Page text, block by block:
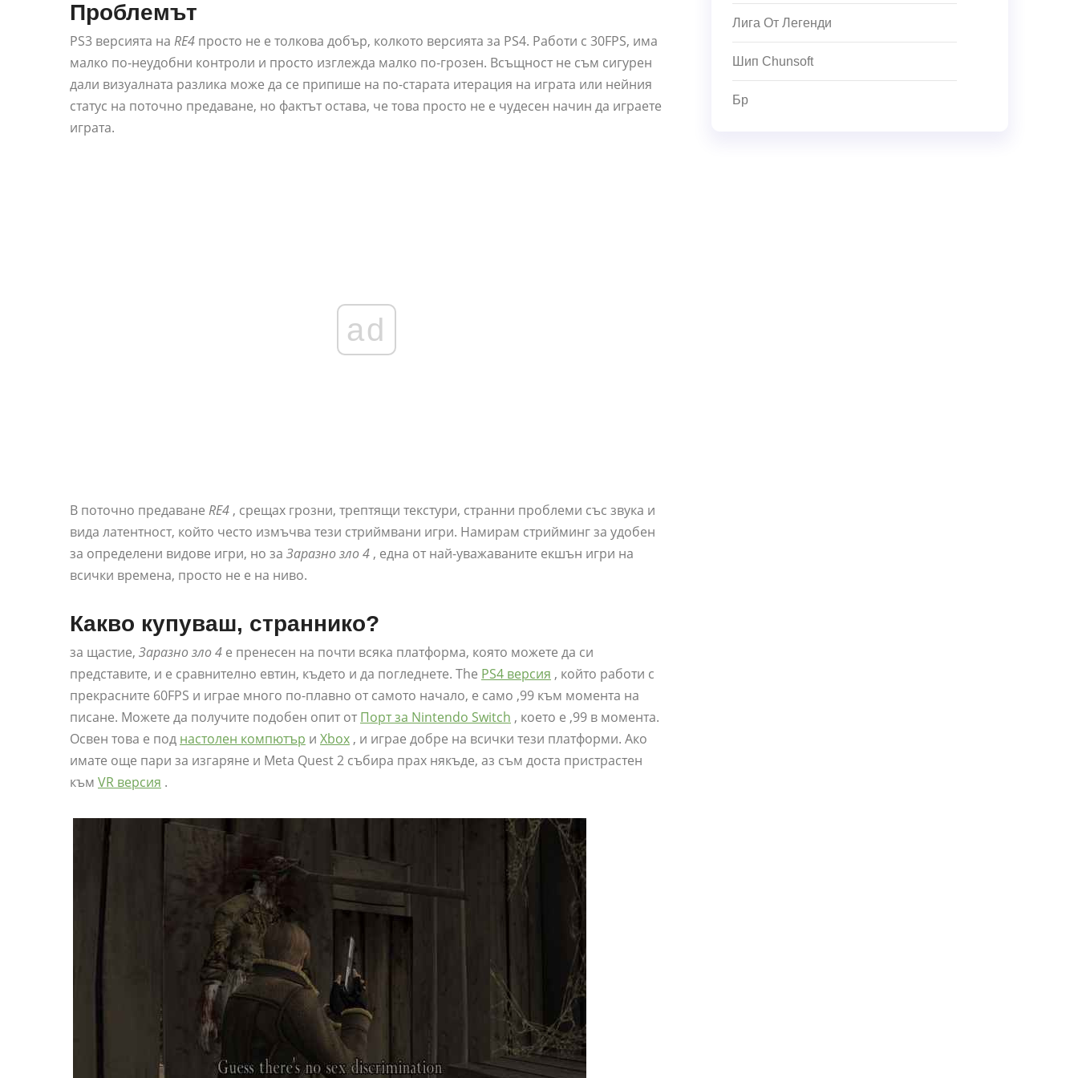
Проблемът
PS3 версията на RE4 просто не е толкова добър, колкото версията за PS4. Работи с 30FPS, има
малко по-неудобни контроли и просто изглежда малко по-грозен. Всъщност не съм сигурен
дали визуалната разлика може да се припише на по-старата итерация на играта или нейния
статус на поточно предаване, но фактът остава, че това просто не е чудесен начин да играете
играта.
ad
В поточно предаване RE4 , срещах грозни, трептящи текстури, странни проблеми със звука и
вида латентност, който често измъчва тези стриймвани игри. Намирам стрийминг за удобен
за определени видове игри, но за Заразно зло 4 , една от най-уважаваните екшън игри на
всички времена, просто не е на ниво.
Какво купуваш, страннико?
за щастие, Заразно зло 4 е пренесен на почти всяка платформа, която можете да си
представите, и е сравнително евтин, където и да погледнете. The PS4 версия , който работи с
прекрасните 60FPS и играе много по-плавно от самото начало, е само ,99 към момента на
писане. Можете да получите подобен опит от Порт за Nintendo Switch , което е ,99 в момента.
Освен това е под настолен компютър и Xbox , и играе добре на всички тези платформи. Ако
имате още пари за изгаряне и Meta Quest 2 събира прах някъде, аз съм доста пристрастен
към VR версия .
Лига От Легенди
Шип Chunsoft
Бр